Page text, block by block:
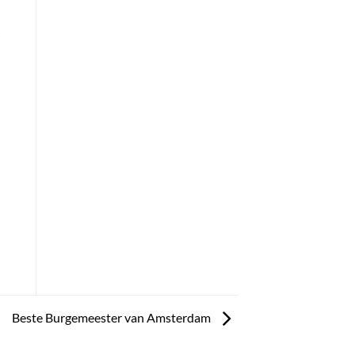
Beste Burgemeester van Amsterdam